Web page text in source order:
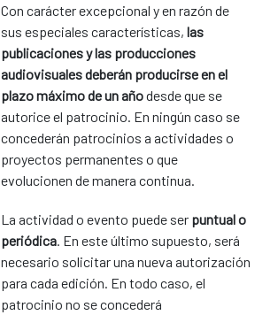
Con carácter excepcional y en razón de
sus especiales características, las
publicaciones y las producciones
audiovisuales deberán producirse en el
plazo máximo de un añodesde que se
autorice el patrocinio. En ningún caso se
concederán patrocinios a actividades o
proyectos permanentes o que
evolucionen de manera continua.
La actividad o evento puede ser puntual o
periódica. En este último supuesto, será
necesario solicitar una nueva autorización
para cada edición. En todo caso, el
patrocinio no se concederá